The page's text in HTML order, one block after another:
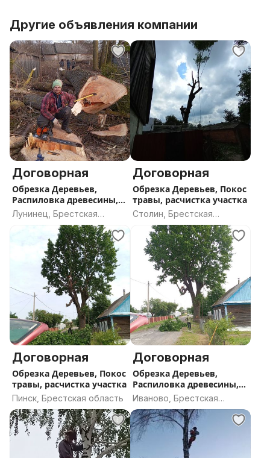
Другие объявления компании
Договорная
Обрезка Деревьев,
Распиловка древесины,
расчистка участка
Лунинец, Брестская
область
Договорная
Обрезка Деревьев, Покос
травы, расчистка участка
Столин, Брестская
область
Договорная
Обрезка Деревьев, Покос
травы, расчистка участка
Пинск, Брестская область
Договорная
Обрезка Деревьев,
Распиловка древесины,
расчистка участка
Иваново, Брестская
область